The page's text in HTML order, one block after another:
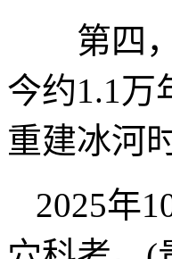
第四，
今约1.1万
重建冰河
2025年